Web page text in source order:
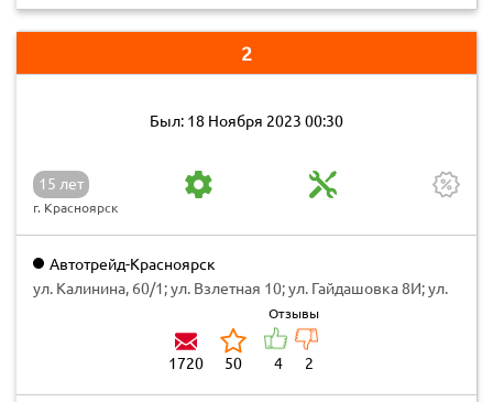
2
Был: 18 Ноября 2023 00:30
15 лет
г. Красноярск
Автотрейд-Красноярск
ул. Калинина, 60/1; ул. Взлетная 10; ул. Гайдашовка 8И; ул.
Семафорная 261Д; просп. Красноярский рабочий 27 стр. 64
1720 50
Отзывы
4 2